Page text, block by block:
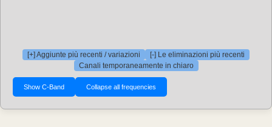
[+] Aggiunte più recenti / variazioni
[-] Le eliminazioni più recenti
Canali temporaneamente in chiaro